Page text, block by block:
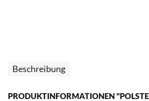
Beschreibung
PRODUKTINFORMATIONEN